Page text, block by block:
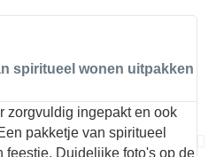
spiritueel wonen uitpakken
zorgvuldig ingepakt en ook
pakketje van spiritueel
feestje. Duidelijke foto's op de